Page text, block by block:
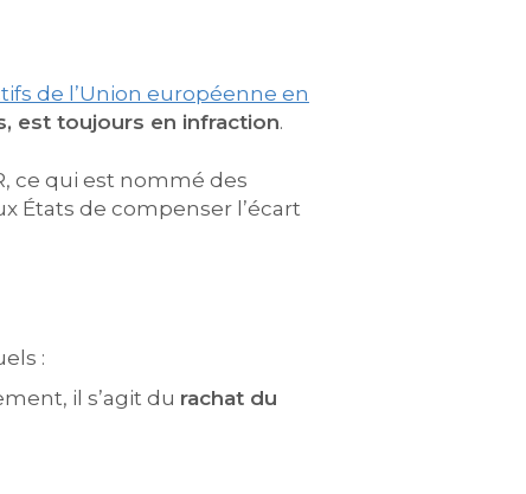
de l’Union européenne en
est toujours en infraction.
ce qui est nommé des
États de compenser l’écart
:
il s’agit du rachat du